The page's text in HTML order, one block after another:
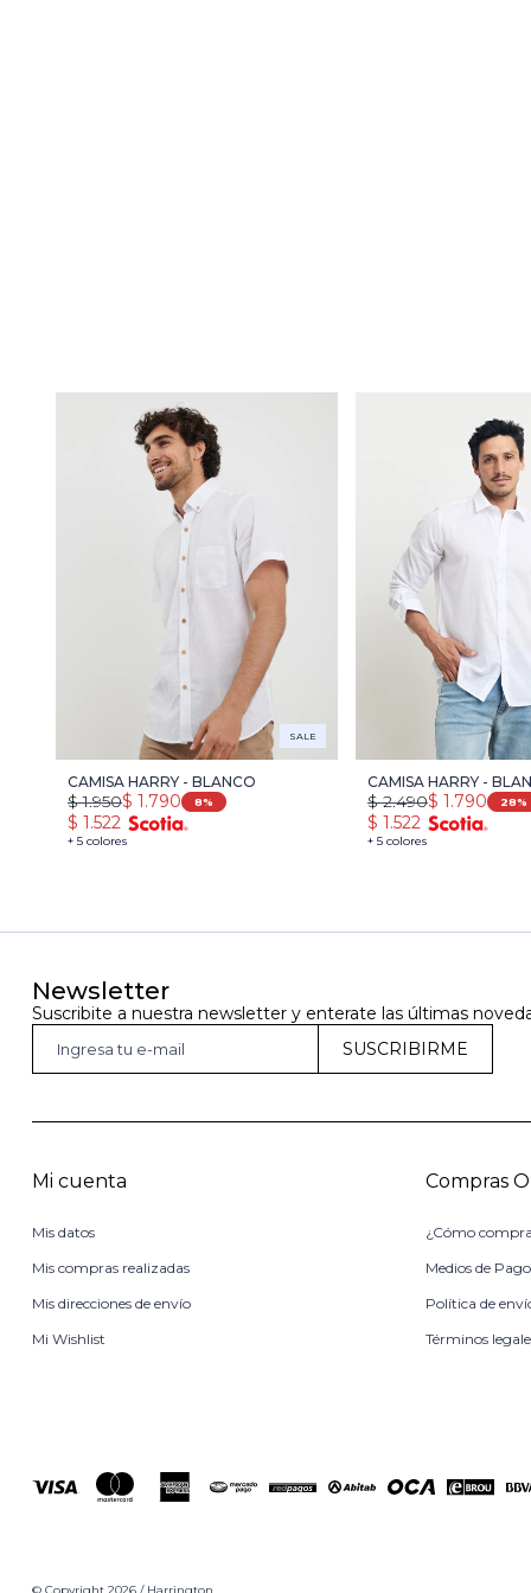
SALE
CAMISA HARRY - BLANCO
+ 5 colores
$ 1.790
$ 1.950 8
$ 1.522
CAMISA HARRY -
+ 5 colores
$ 1.790
$ 2.490 28
$ 1.522
Newsletter
Suscribite a nuestra newsletter y enterate las últimas
SUSCRIBIRME
Mi cuenta
Mis datos
Mis compras realizadas
Mis direcciones de envío
Mi Wishlist
Compras
¿Cómo
Medios de Pago
Política de
Términos